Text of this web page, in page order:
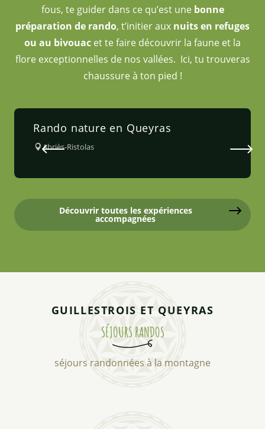
fous, te guider dans ce qu’est une bonne
préparation de rando, t’initier aux nuits en refuges
ou au bivouac et te faire découvrir la faune et la
flore exceptionnelles de nos vallées. Ici, tu trouveras
chaussure à ton pied !
Rando nature en Queyras
Abriès-Ristolas
Découvrir toutes les expériences
accompagnées
GUILLESTROIS ET QUEYRAS
SÉJOURS RANDOS
séjours randonnées à la montagne